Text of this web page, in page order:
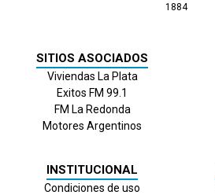
1884
SITIOS ASOCIADOS
Viviendas La Plata
Exitos FM 99.1
FM La Redonda
Motores Argentinos
INSTITUCIONAL
Condiciones de uso